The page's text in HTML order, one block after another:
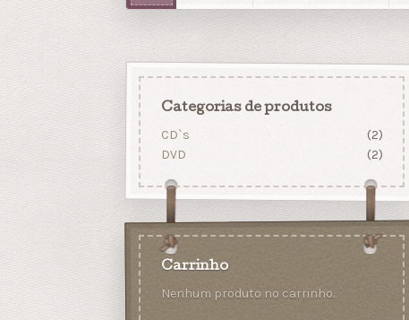
Categorias de produtos
CD`s
(2)
DVD
(2)
Carrinho
Nenhum produto no carrinho.